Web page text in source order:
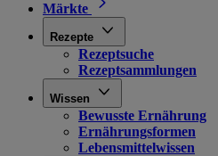
Märkte
Rezepte
Rezeptsuche
Rezeptsammlungen
Wissen
Bewusste Ernährung
Ernährungsformen
Lebensmittelwissen